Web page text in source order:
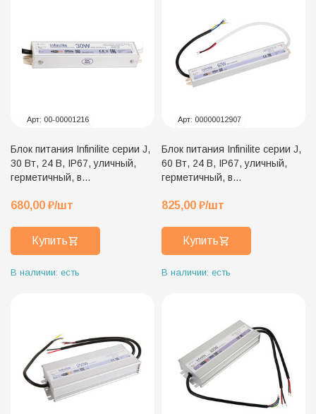
Арт: 00-00001216
Блок питания Infinilite серии J,
30 Вт, 24 В, IP67, уличный,
герметичный, в
1.25 A
680,00 ₽/шт
Купить
В наличии: есть
Арт: 00000012907
Блок питания Infinilite серии J,
60 Вт, 24 В, IP67, уличный,
герметичный, в
2.5 A
825,00 ₽/шт
Купить
В наличии: есть